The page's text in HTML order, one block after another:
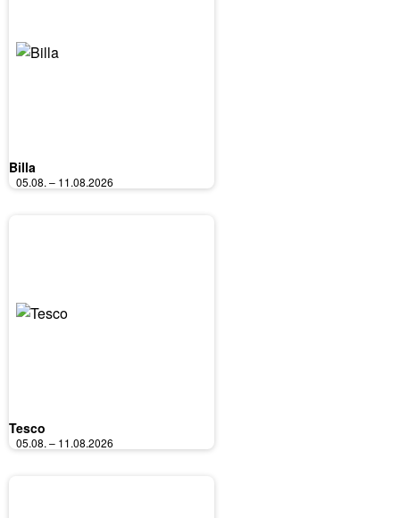
Billa
05.08. – 11.08.2026
Tesco
05.08. – 11.08.2026